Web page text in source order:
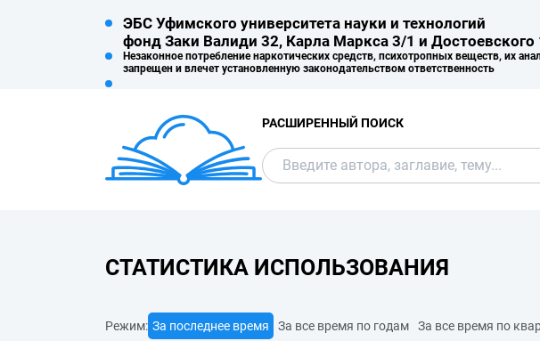
ЭБС Уфимского университета науки и технологий
фонд Заки Валиди 32, Карла Маркса 3/1 и Достоевского
Незаконное потребление наркотических средств, психотропных веществ, их
запрещен и влечет установленную законодательством ответственность
РАСШИРЕННЫЙ ПОИСК
СТАТИСТИКА ИСПОЛЬЗОВАНИЯ
Режим: За последнее время За все время по годам За все время по